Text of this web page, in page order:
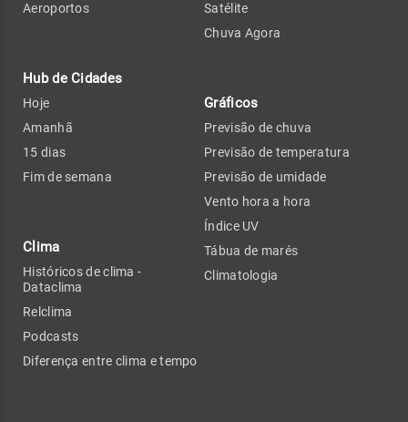
Aeroportos
Hub de Cidades
Hoje
Amanhã
15 dias
Fim de semana
Clima
Históricos de clima -
Dataclima
Relclima
Podcasts
Diferença entre clima e tempo
Satélite
Chuva Agora
Gráficos
Previsão de chuva
Previsão de temperatura
Previsão de umidade
Vento hora a hora
Índice UV
Tábua de marés
Climatologia